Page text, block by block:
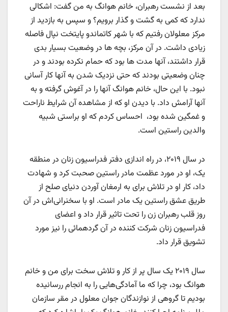
بعد از نشست رهبران، خانم هوانگ به من گفت: اشکالی
ندارد که کمی به گشت و گذار برویم؟ و سپس به بازدید از
مرکز معلولان رفتیم که با شهر کاتماندو پایتخت نپال فاصله
زیادی داشت. در آن مرکز، بچه ها در وضعیت بسیار بدی
قرار داشتند، آنها مدت ها بود که حمام نکرده بودند و در
چنان وضعیتی بودند که حتی نزدیک شدن به آنها کار آسانی
نبود. با این حال، خانم هوانگ آنها را در آغوش گرفته و به
آنها آرامش داد. با دیدن او که از مشاهده آن شرایط ناراحت
و غمگین شده بود، احساس کردم که او براستی شبیه
والدین راستین است.
در سال ۲۰۱۹، در راه اندازی دفتر فدراسیون زنان در منطقه
یک، او در مورد عظمت مادر راستین صحبت کرد و شهادت
داد، کار او در تلاش برای به ارمغان آوردن دنیای صلح از
طریق عشق راستین یک مادر است. او با سخنرانی‌اش در آن
روز قلب رهبران زن را تحت تاثیر قرار داد و اعضای
فدراسیون زنان شرکت کننده در آن گردهمائی را نیز مورد
تشویق قرار داد.
سال ۲۰۱۹ یک سال پر از کار و تلاش سخت برای من و خانم
هوانگ بود، چرا که ما آمادگی‌هایی را به انجام ررسانیده
بودیم تا گروهی از نوازندگان جوان معلول در مقر سازمان